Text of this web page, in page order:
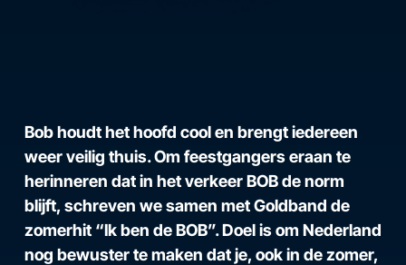
Bob houdt het hoofd cool en brengt iedereen
weer veilig thuis. Om feestgangers eraan te
herinneren dat in het verkeer BOB de norm
blijft, schreven we samen met Goldband de
zomerhit “Ik ben de BOB”. Doel is om Nederland
nog bewuster te maken dat je, ook in de zomer,